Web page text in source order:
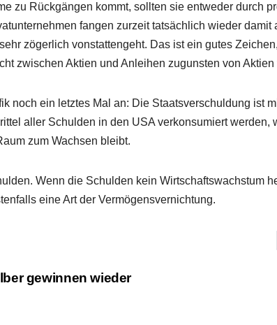
zu Rückgängen kommt, sollten sie entweder durch
fangen zurzeit tatsächlich wieder damit
zögerlich vonstattengeht. Das ist ein gutes
zwischen Aktien und Anleihen zugunsten von
noch ein letztes Mal an: Die Staatsverschuldung ist
aller Schulden in den USA verkonsumiert werden,
zum Wachsen bleibt.
Wenn die Schulden kein Wirtschaftswachstum
eine Art der Vermögensvernichtung.
gewinnen wieder